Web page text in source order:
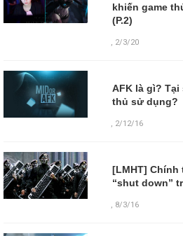
khiến game
(P.2)
, 2/3/20
AFK là gì? Tại
thủ sử dụng?
, 2/12/16
[LMHT] Chính
“shut down”
, 8/3/16